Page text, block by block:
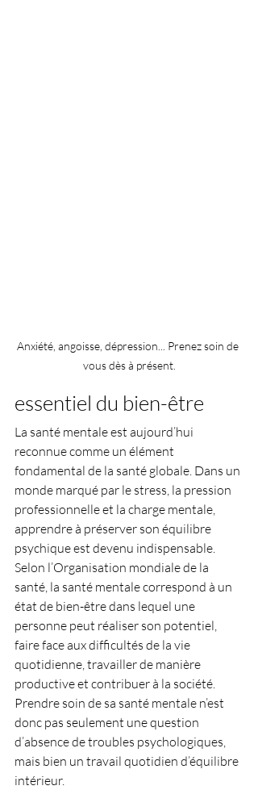
Anxiété, angoisse, dépression... Prenez soin de
vous dès à présent.
essentiel du bien-être
La santé mentale est aujourd’hui
reconnue comme un élément
fondamental de la santé globale. Dans un
monde marqué par le stress, la pression
professionnelle et la charge mentale,
apprendre à préserver son équilibre
psychique est devenu indispensable.
Selon l’Organisation mondiale de la
santé, la santé mentale correspond à un
état de bien-être dans lequel une
personne peut réaliser son potentiel,
faire face aux difficultés de la vie
quotidienne, travailler de manière
productive et contribuer à la société.
Prendre soin de sa santé mentale n’est
donc pas seulement une question
d’absence de troubles psychologiques,
mais bien un travail quotidien d’équilibre
intérieur.